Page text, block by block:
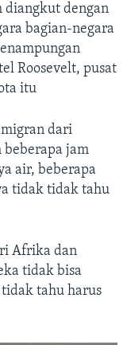
diangkut dengan
bagian-negara
Roosevelt, pusat
itu
migran dari
beberapa jam
air, beberapa
tidak tidak tahu
Afrika dan
tidak bisa
tahu harus